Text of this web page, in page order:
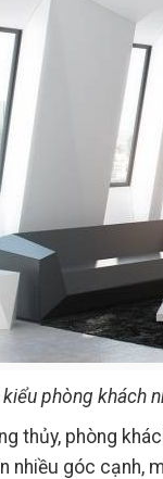
phòng khách
thủy, phòng
nhiều góc cạnh,